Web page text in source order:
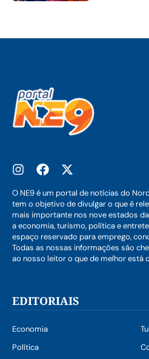
O NE9 é um portal de notícias do
tem o objetivo de divulgar o que é
mais importante nos nove estados
a economia, turismo, política e
espaço reservado para emprego,
Todas as nossas informações são
ao nosso leitor o que de melhor está
EDITORIAIS
Economia
Política